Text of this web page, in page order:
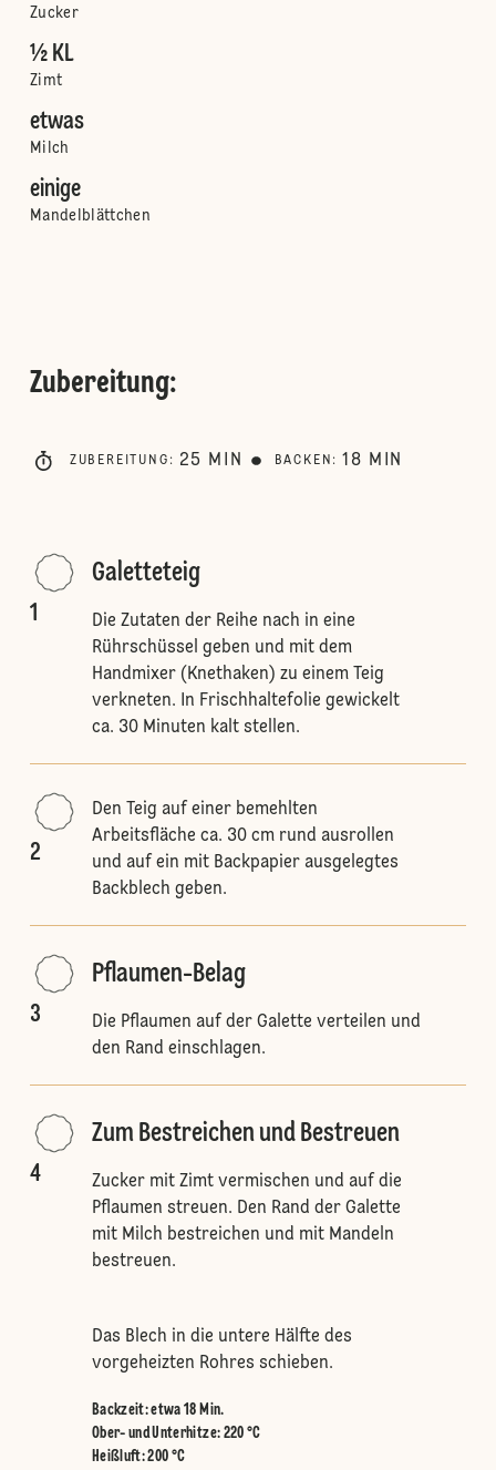
Zucker
½ KL
Zimt
etwas
Milch
einige
Mandelblättchen
Zubereitung:
ZUBEREITUNG : 25 MIN BACKEN : 18 MIN
1
Galetteteig
Die Zutaten der Reihe nach in eine
Rührschüssel geben und mit dem
Handmixer (Knethaken) zu einem Teig
verkneten. In Frischhaltefolie gewickelt
ca. 30 Minuten kalt stellen.
2
Den Teig auf einer bemehlten
Arbeitsfläche ca. 30 cm rund ausrollen
und auf ein mit Backpapier ausgelegtes
Backblech geben.
3
Pflaumen-Belag
Die Pflaumen auf der Galette verteilen und
den Rand einschlagen.
4
Zum Bestreichen und Bestreuen
Zucker mit Zimt vermischen und auf die
Pflaumen streuen. Den Rand der Galette
mit Milch bestreichen und mit Mandeln
bestreuen.
Das Blech in die untere Hälfte des
vorgeheizten Rohres schieben.
Backzeit: etwa 18 Min.
Ober- und Unterhitze: 220 °C
Heißluft:200 °C